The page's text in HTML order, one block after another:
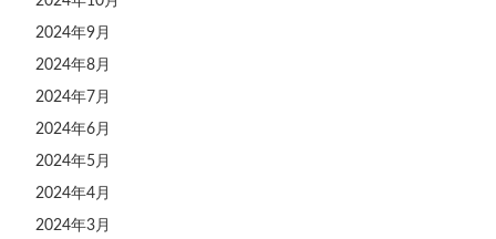
2024年9月
2024年8月
2024年7月
2024年6月
2024年5月
2024年4月
2024年3月